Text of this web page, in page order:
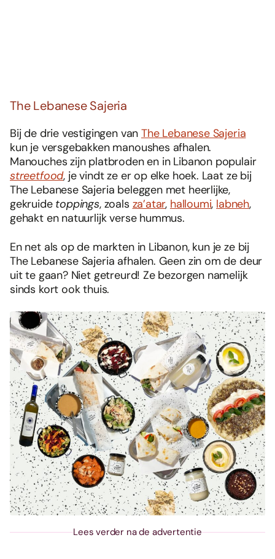
The Lebanese Sajeria
Bij de drie vestigingen van The Lebanese Sajeria
kun je versgebakken manoushes afhalen.
Manouches zijn platbroden en in Libanon populair
streetfood, je vindt ze er op elke hoek. Laat ze bij
The Lebanese Sajeria beleggen met heerlijke,
gekruide toppings, zoals za’atar, halloumi, labneh,
gehakt en natuurlijk verse hummus.
En net als op de markten in Libanon, kun je ze bij
The Lebanese Sajeria afhalen. Geen zin om de deur
uit te gaan? Niet getreurd! Ze bezorgen namelijk
sinds kort ook thuis.
Lees verder na de advertentie